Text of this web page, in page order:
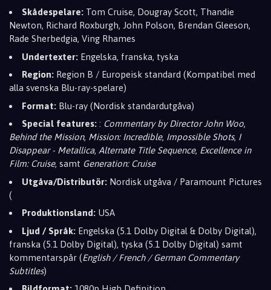
Skådespelare: Tom Cruise, Dougray Scott, Thandie
Newton, Richard Roxburgh, John Polson, Brendan Gleeson,
Rade Sherbedgia, Ving Rhames
Undertexter: Engelska, franska, tyska
Region: Region B / Europeisk standard (Kompatibel med
alla svenska Blu-ray-spelare)
Format: Blu-ray (Nordisk standardutgåva)
Special features: : Commentary by Director John Woo,
Behind the Mission, Mission: Incredible, Impossible Shots, I
Disappear - Metallica, Alternate Title Sequence, Excellence in
Film: Cruise, samt Generation: Cruise
Utgåva/Distributör: Nordisk utgåva / Paramount Pictures
(
Produktionsland: USA
Ljud / Språk: Engelska (5.1 Dolby Digital & Dolby Digital),
franska (5.1 Dolby Digital), tyska (5.1 Dolby Digital) samt
kommentarspår (English / French / German Commentary
Subtitles)